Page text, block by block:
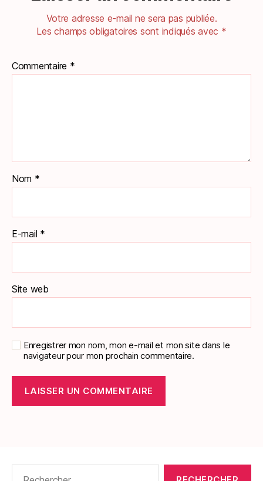
Votre adresse e-mail ne sera pas publiée.
Les champs obligatoires sont indiqués avec *
Commentaire *
Nom *
E-mail *
Site web
Enregistrer mon nom, mon e-mail et mon site dans le
navigateur pour mon prochain commentaire.